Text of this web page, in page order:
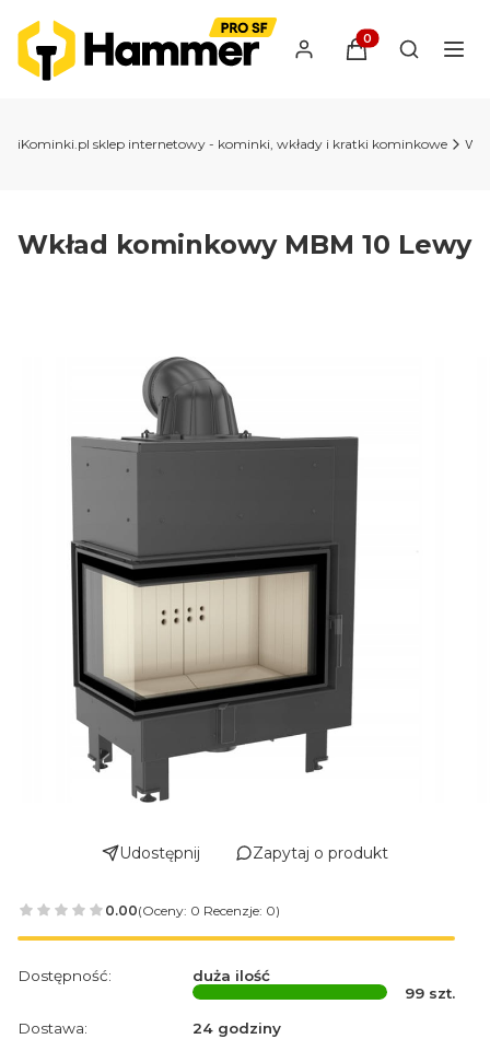
Produkty w
Otwórz
iKominki.pl sklep internetowy - kominki, wkłady i kratki kominkowe
Wkład kominkowy MBM 10 Lewy
Udostępnij Zapytaj o produkt
0.00(Oceny: 0 Recenzje: 0)
Dostępność:
duża ilość
99 szt.
Dostawa:
24 godziny